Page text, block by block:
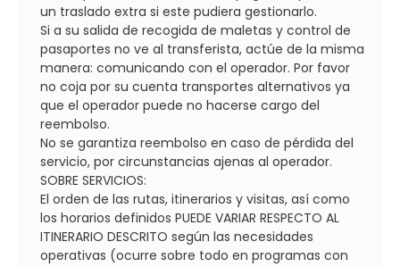
un traslado extra si este pudiera gestionarlo.
Si a su salida de recogida de maletas y control de
pasaportes no ve al transferista, actúe de la misma
manera: comunicando con el operador. Por favor
no coja por su cuenta transportes alternativos ya
que el operador puede no hacerse cargo del
reembolso.
No se garantiza reembolso en caso de pérdida del
servicio, por circunstancias ajenas al operador.
SOBRE SERVICIOS:
El orden de las rutas, itinerarios y visitas, así como
los horarios definidos PUEDE VARIAR RESPECTO AL
ITINERARIO DESCRITO según las necesidades
operativas (ocurre sobre todo en programas con